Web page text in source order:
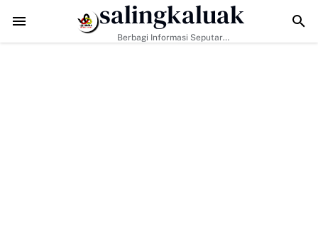
Wawako Payakumbuh Jadi Inspektur Upacara di MTsN 1
salingkaluak
Berbagi Informasi Seputar